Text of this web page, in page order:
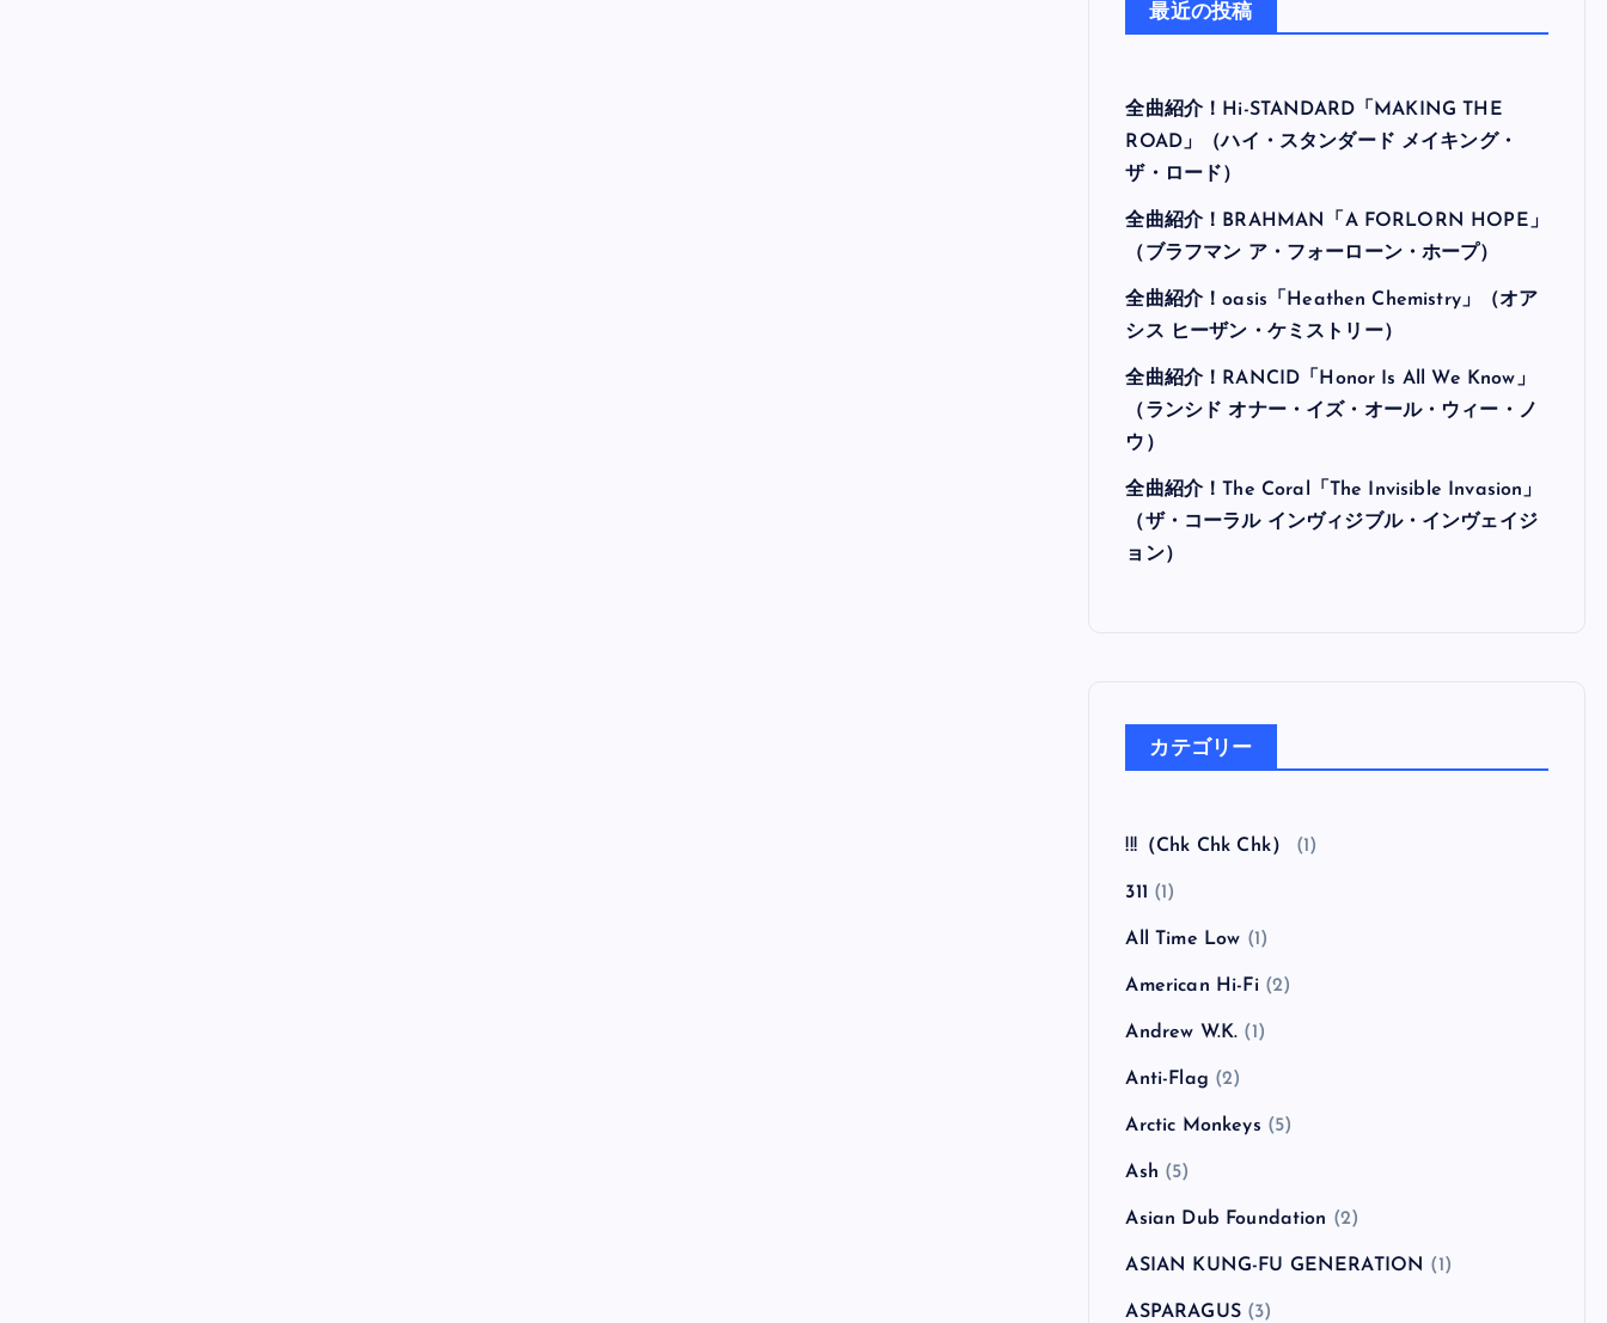
最近の投稿
全曲紹介！Hi-STANDARD「MAKING THE
ROAD」（ハイ・スタンダード メイキング・
ザ・ロード）
全曲紹介！BRAHMAN「A FORLORN HOPE」
（ランシド オナー・イズ・オール・ウィー・ノ
ウ）
（ザ・コーラル インヴィジブル・インヴェイジ
ョン）
カテゴリー
!!!（Chk Chk Chk）
311(1)
All Time Low(1)
American Hi-Fi(2)